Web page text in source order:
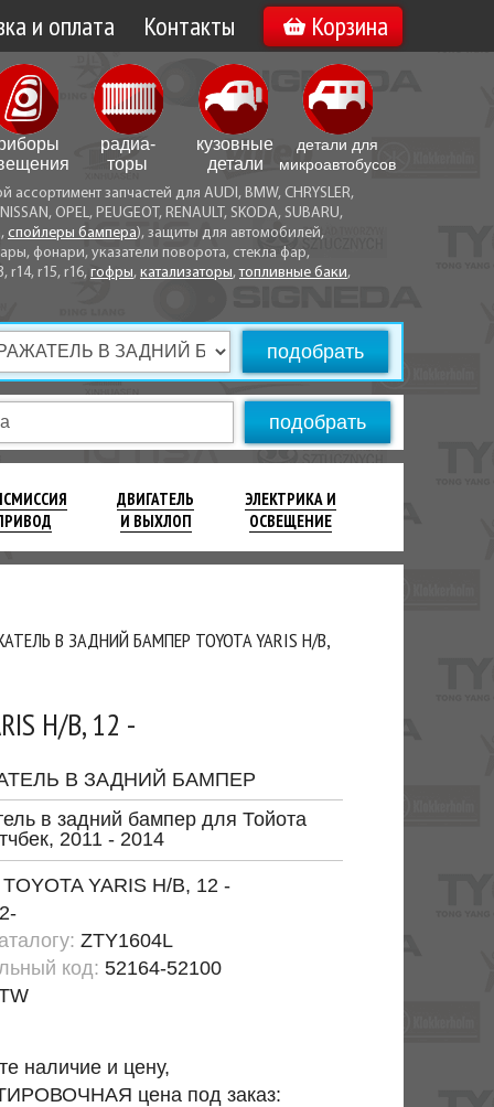
и оплата
по Минску
по Беларуси
оплаты
Контакты
Вакансии
Корзина
радиа­
торы
кузовные
детали
детали для
микро­автобусов
запчастей для AUDI, BMW, CHRYSLER,
OPEL, PEUGEOT, RENAULT, SKODA, SUBARU,
спойлеры бампера), защиты для автомобилей,
фонари, указатели поворота, стекла фар,
r14, r15, r16, гофры, катализаторы,топливные баки,
ДВИГАТЕЛЬ
И ВЫХЛОП
ЭЛЕКТРИКА И
ОСВЕЩЕНИЕ
В ЗАДНИЙ БАМПЕР TOYOTA YARIS H/B,
H/B, 12 -
В ЗАДНИЙ БАМПЕР
в задний бампер для Тойота
2011 - 2014
TOYOTA YARIS H/B, 12 -
ZTY1604L
код: 52164-52100
наличие и цену,
цена под заказ: